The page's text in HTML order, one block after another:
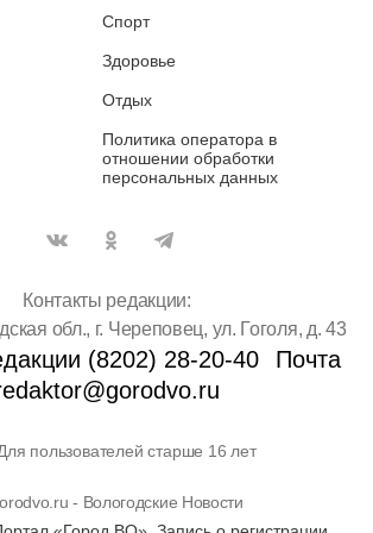
Спорт
Здоровье
Отдых
Политика оператора в
отношении обработки
персональных данных
Контакты редакции:
обл., г. Череповец, ул. Гоголя, д. 43
(8202) 28-20-40
Почта
пользователей старше 16 лет
- Вологодские Новости